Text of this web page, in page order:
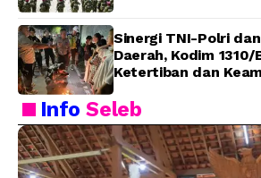
Sinergi TNI-Polri
Daerah, Kodim
Ketertiban dan
InfoSeleb